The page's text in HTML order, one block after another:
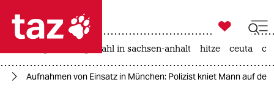
 taz zahl ich
taz zahl ich

taz zahl ich
landtagswahl in sachsen-anhalt hitze ceuta
Aufnahmen von Einsatz in München: Polizist kniet Mann auf